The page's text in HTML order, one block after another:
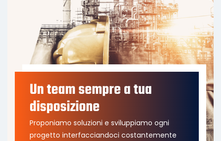
Un team sempre a tua
disposizione
Proponiamo soluzioni e sviluppiamo ogni
progetto interfacciandoci costantemente